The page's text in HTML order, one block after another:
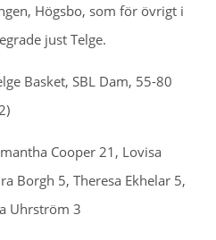
Högsbo, som för övrigt i
just Telge.
Basket, SBL Dam, 55-80
Cooper 21, Lovisa
Borgh 5, Theresa Ekhelar 5,
Uhrström 3